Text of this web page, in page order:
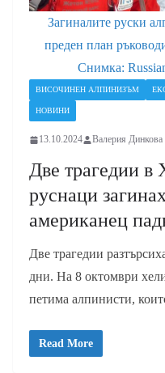
Загиналите руски
преден план
Снимка:
ВИСОЧИНЕН АЛПИНИЗЪМ
НОВИНИ
13.10.2024 Валерия Динкова
Две трагедии в
руснаци
американец
Две трагедии
дни. На 8 октомври
петима алпинисти,
Read More